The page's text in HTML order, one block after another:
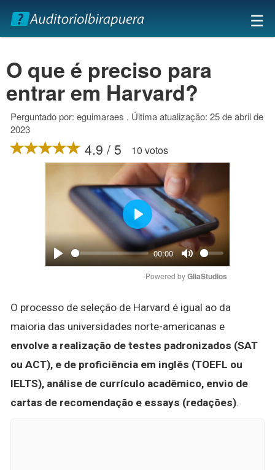
×
☰
O que é preciso para
entrar em Harvard?
Perguntado por: eguimaraes . Última atualização: 25 de abril de
2023
4.9 / 5 10 votos
Play
00:00
Mute
Play
Powered by GliaStudios
O processo de seleção de Harvard é igual ao da
maioria das universidades norte-americanas e
envolve a realização de testes padronizados (SAT
ou ACT), e de proficiência em inglês (TOEFL ou
IELTS), análise de currículo acadêmico, envio de
cartas de recomendação e essays (redações).